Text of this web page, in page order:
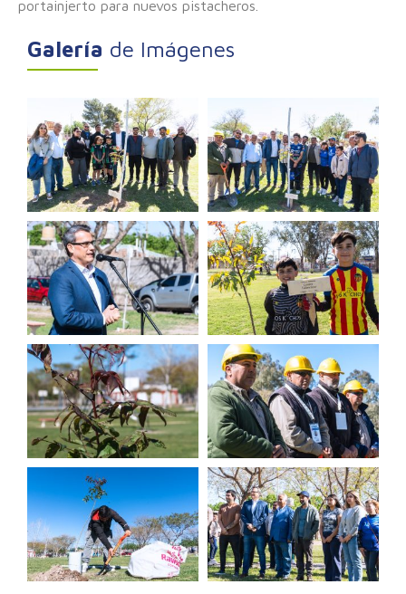
portainjerto para nuevos pistacheros.
Galería de Imágenes